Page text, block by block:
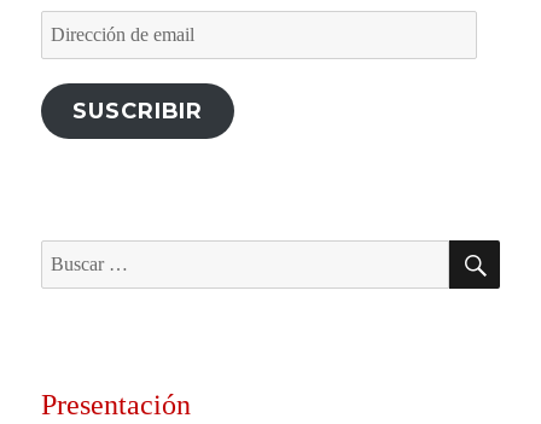
Dirección
SUSCRIBIR
Buscar
por:
Presentación